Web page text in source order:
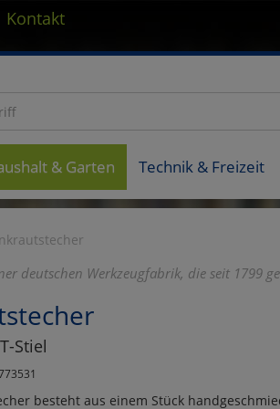
Kontakt
& Garten Technik & Freizeit
deutschen Werkzeugfabrik, die seit 1799
Stiel
besteht aus einem Stück